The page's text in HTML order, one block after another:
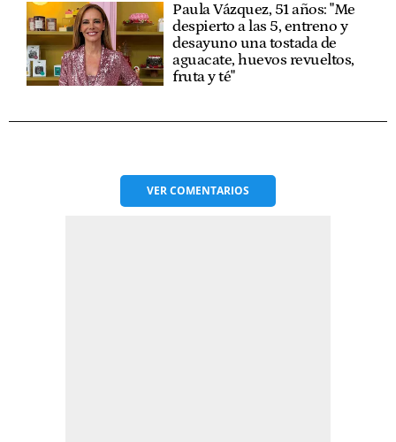
Paula Vázquez, 51 años: "Me
despierto a las 5, entreno y
desayuno una tostada de
aguacate, huevos revueltos,
fruta y té"
VERCOMENTARIOS